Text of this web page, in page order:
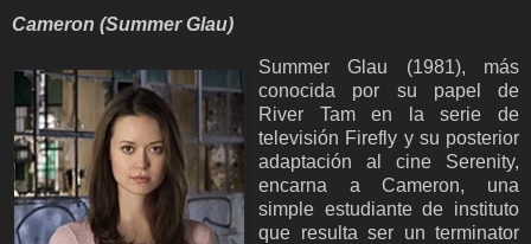
Cameron (Summer Glau)
Summer Glau (1981), más
conocida por su papel de
River Tam en la serie de
televisión Firefly y su posterior
adaptación al cine Serenity,
encarna a Cameron, una
simple estudiante de instituto
que resulta ser un terminator